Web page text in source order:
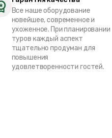
Все наше оборудование
новейшее, современное и
ухоженное. При планировании
туров каждый аспект
тщательно продуман для
повышения
удовлетворенности гостей.